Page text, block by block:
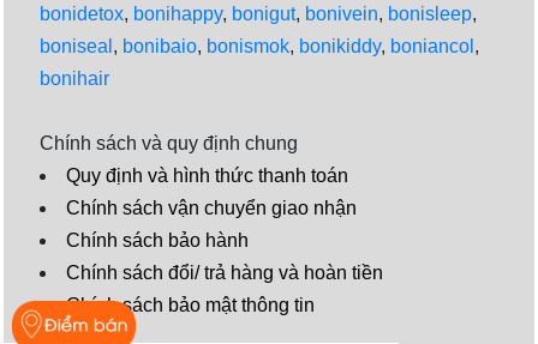
bonidetox, bonihappy, bonigut, bonivein, bonisleep,
boniseal , bonibaio, bonismok, bonikiddy, boniancol ,
bonihair
Chính sách và quy định chung
Quy định và hình thức thanh toán
Chính sách vận chuyển giao nhận
Chính sách bảo hành
Chính sách đổi/ trả hàng và hoàn tiền
Chính sách bảo mật thông tin
Video